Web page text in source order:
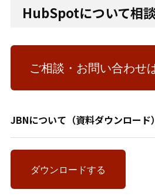
HubSpotについて相
ご相談・お問い合わせ
JBNについて（資料ダウンロード）
ダウンロードする